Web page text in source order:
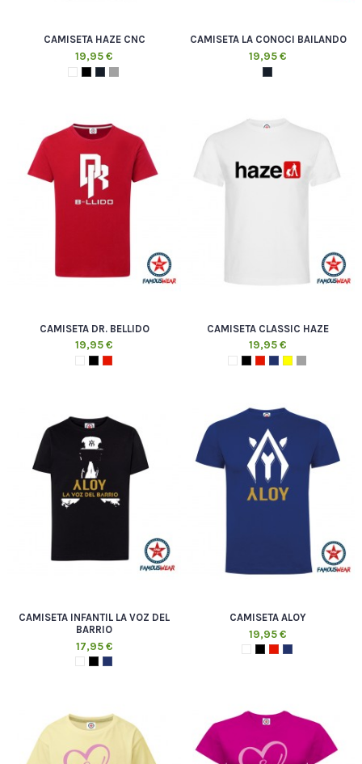
CAMISETA HAZE CNC
19,95 €
CAMISETA LA CONOCI BAILANDO
19,95 €
CAMISETA DR. BELLIDO
19,95 €
CAMISETA CLASSIC HAZE
19,95 €
CAMISETA INFANTIL LA VOZ DEL
BARRIO
17,95 €
CAMISETA ALOY
19,95 €